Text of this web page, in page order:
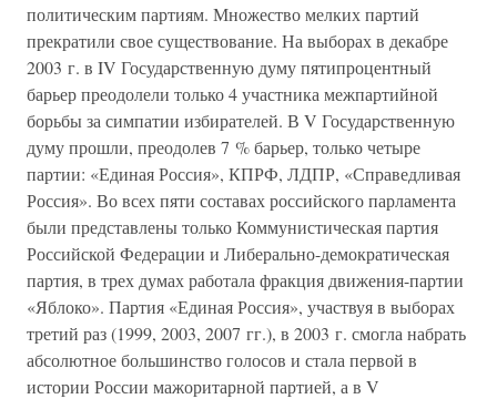
политическим партиям. Множество мелких партий
прекратили свое существование. На выборах в декабре
2003 г. в IV Государственную думу пятипроцентный
барьер преодолели только 4 участника межпартийной
борьбы за симпатии избирателей. В V Государственную
думу прошли, преодолев 7 % барьер, только четыре
партии: «Единая Россия», КПРФ, ЛДПР, «Справедливая
Россия». Во всех пяти составах российского парламента
были представлены только Коммунистическая партия
Российской Федерации и Либерально-демократическая
партия, в трех думах работала фракция движения-партии
«Яблоко». Партия «Единая Россия», участвуя в выборах
третий раз (1999, 2003, 2007 гг.), в 2003 г. смогла набрать
абсолютное большинство голосов и стала первой в
истории России мажоритарной партией, а в V